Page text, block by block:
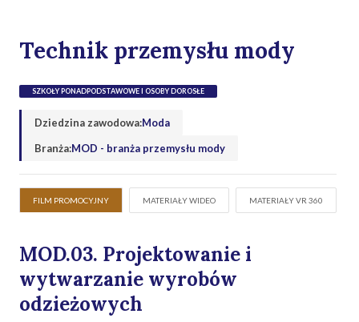
Technik przemysłu mody
SZKOŁY PONADPODSTAWOWE I OSOBY DOROSŁE
Dziedzina zawodowa:Moda
Branża:MOD - branża przemysłu mody
FILM PROMOCYJNY MATERIAŁY WIDEO MATERIAŁY VR 360
MOD.03. Projektowanie i
wytwarzanie wyrobów
odzieżowych